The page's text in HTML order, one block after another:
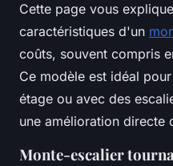
Cette page vous
caractéristiques d'un
coûts, souvent compris
Ce modèle est idéal
étage ou avec des
une amélioration directe
Monte-escalier